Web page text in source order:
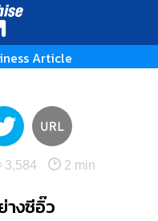
Article
3,584 2 min
างซีอิ๊ว